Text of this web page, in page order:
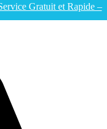
Gratuit et Rapide –